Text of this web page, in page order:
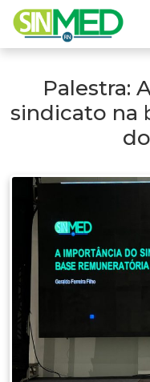
Palestra:
sindicato na